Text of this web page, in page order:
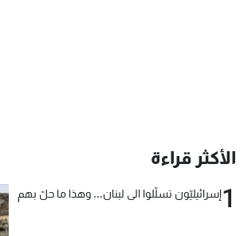
الأكثر قراءة
1إسرائيليّون تسلّلوا الى لبنان... وهذا ما حلّ بهمعن MTV
وظائف
شروط الإسـتخدام